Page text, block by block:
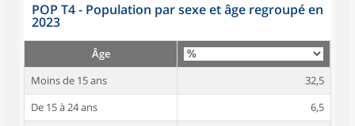
POP T4 - Population par sexe et âge regroupé en
2023
Âge
Moins de 15 ans
32,5
De 15 à 24 ans
6,5